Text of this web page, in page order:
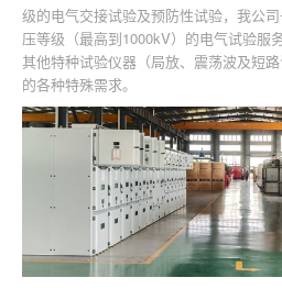
级的电气交接试验及预防性试验，我公
压等级（最高到1000kV）的电气试验服
其他特种试验仪器（局放、震荡波及短
的各种特殊需求。